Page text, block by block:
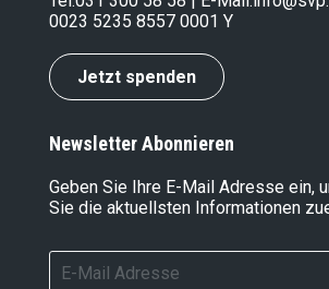
0023 5235 8557 0001 Y
Jetzt spenden
Newsletter Abonnieren
Geben Sie Ihre E-Mail Adresse ein,
Sie die aktuellsten Informationen